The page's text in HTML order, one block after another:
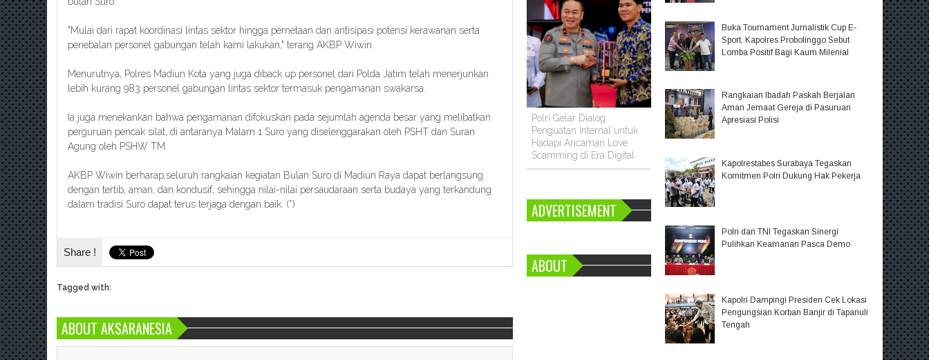
"Mulai dari rapat koordinasi lintas sektor hingga pemetaan dan antisipasi potensi kerawanan serta
penebalan personel gabungan telah kami lakukan," terang AKBP Wiwin.
Menurutnya, Polres Madiun Kota yang juga diback up personel dari Polda Jatim telah menerjunkan
lebih kurang 983 personel gabungan lintas sektor termasuk pengamanan swakarsa.
Ia juga menekankan bahwa pengamanan difokuskan pada sejumlah agenda besar yang melibatkan
perguruan pencak silat, di antaranya Malam 1 Suro yang diselenggarakan oleh PSHT dan Suran
Agung oleh PSHW TM.
AKBP Wiwin berharap,seluruh rangkaian kegiatan Bulan Suro di Madiun Raya dapat berlangsung
dengan tertib, aman, dan kondusif, sehingga nilai-nilai persaudaraan serta budaya yang terkandung
dalam tradisi Suro dapat terus terjaga dengan baik. (*)
Share !
Tagged with:
ABOUT AKSARANESIA
Polri Gelar Dialog
Penguatan Internal untuk
Hadapi Ancaman Love
Scamming di Era Digital
ADVERTISEMENT
ABOUT
Buka Tournament Jurnalistik Cup E-
Sport, Kapolres Probolinggo Sebut
Lomba Positif Bagi Kaum Milenial
Rangkaian Ibadah Paskah Berjalan
Aman Jemaat Gereja di Pasuruan
Apresiasi Polisi
Kapolrestabes Surabaya Tegaskan
Komitmen Polri Dukung Hak Pekerja
Polri dan TNI Tegaskan Sinergi
Pulihkan Keamanan Pasca Demo
Kapolri Dampingi Presiden Cek Lokasi
Pengungsian Korban Banjir di Tapanuli
Tengah